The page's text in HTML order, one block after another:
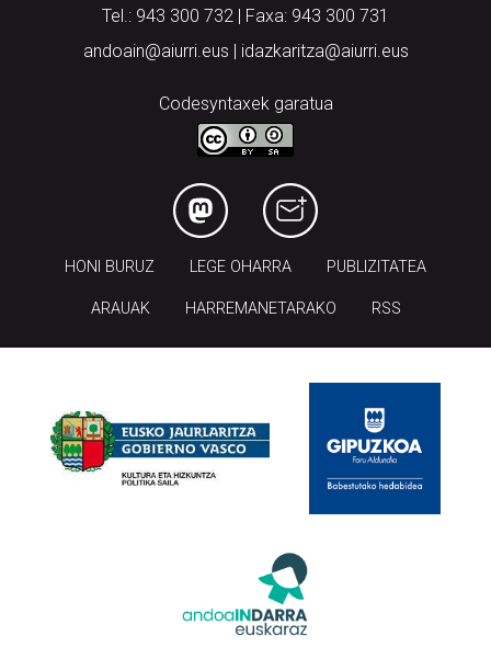
Tel.: 943 300 732 | Faxa: 943 300 731
andoain@aiurri.eus | idazkaritza@aiurri.eus
Codesyntaxek garatua
HONI BURUZ LEGE OHARRA PUBLIZITATEA
ARAUAK HARREMANETARAKO RSS